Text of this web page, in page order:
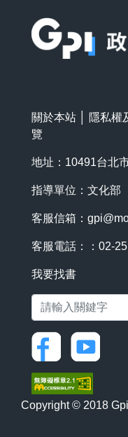
關於本站 隱私權
覽
地址：10491台北
指導單位：文化部
客服信箱：
客服電話：：02-
我要找書
Copyright © 2018